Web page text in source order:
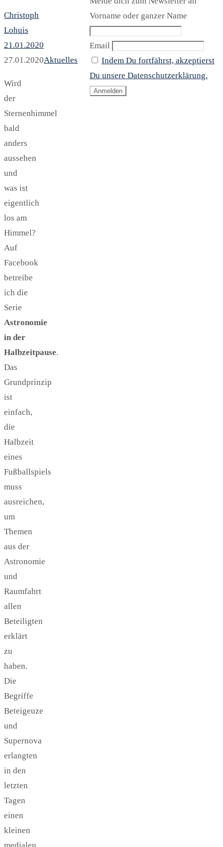
Christoph
Lohuis
21.01.2020
27.01.2020Aktuelles
Wird
der
Sternenhimmel
bald
anders
aussehen
und
was ist
eigentlich
los am
Himmel?
Auf
Facebook
betreibe
ich die
Serie
Astronomie
in der
Halbzeitpause.
Das
Grundprinzip
ist
einfach,
die
Halbzeit
eines
Fußballspiels
muss
ausreichen,
um
Themen
aus der
Astronomie
und
Raumfahrt
allen
Beteiligten
erklärt
zu
haben.
Die
Begriffe
Beteigeuze
und
Supernova
erlangten
in den
letzten
Tagen
einen
kleinen
Vorname oder ganzer Name
Email
Indem Du fortfährst, akzeptierst
Du unsere Datenschutzerklärung.